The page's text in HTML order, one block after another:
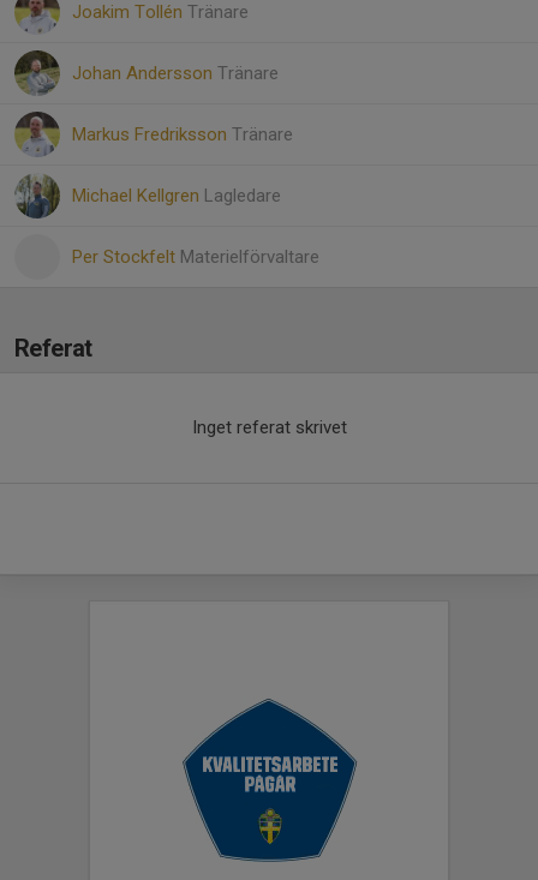
Joakim Tollén Tränare
Johan Andersson Tränare
Markus Fredriksson Tränare
Michael Kellgren Lagledare
Per Stockfelt Materielförvaltare
Referat
Inget referat skrivet